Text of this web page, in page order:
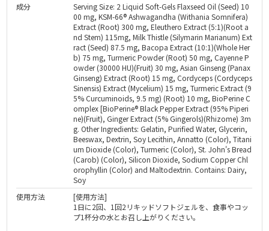
成分
Serving Size: 2 Liquid Soft-Gels Flaxseed Oil (Seed) 10
00 mg, KSM-66® Ashwagandha (Withania Somnifera)
Extract (Root) 300 mg, Eleuthero Extract (5:1)(Root a
nd Stem) 115mg, Milk Thistle (Silymarin Marianum) Ext
ract (Seed) 87.5 mg, Bacopa Extract (10:1)(Whole Her
b) 75 mg, Turmeric Powder (Root) 50 mg, Cayenne P
owder (30000 HU)(Fruit) 30 mg, Asian Ginseng (Panax
Ginseng) Extract (Root) 15 mg, Cordyceps (Cordyceps
Sinensis) Extract (Mycelium) 15 mg, Turmeric Extract (9
5% Curcuminoids, 9.5 mg) (Root) 10 mg, BioPerine C
omplex [BioPerine® Black Pepper Extract (95% Piperi
ne)(Fruit), Ginger Extract (5% Gingerols)(Rhizome) 3m
g. Other Ingredients: Gelatin, Purified Water, Glycerin,
Beeswax, Dextrin, Soy Lecithin, Annatto (Color), Titani
um Dioxide (Color), Turmeric (Color), St. John's Bread
(Carob) (Color), Silicon Dioxide, Sodium Copper Chl
orophyllin (Color) and Maltodextrin. Contains: Dairy,
Soy
使用方法
[使用方法]
1日に2回、1回2リキッドソフトジェルを、食事やコッ
プ1杯分の水とお召し上がりください。